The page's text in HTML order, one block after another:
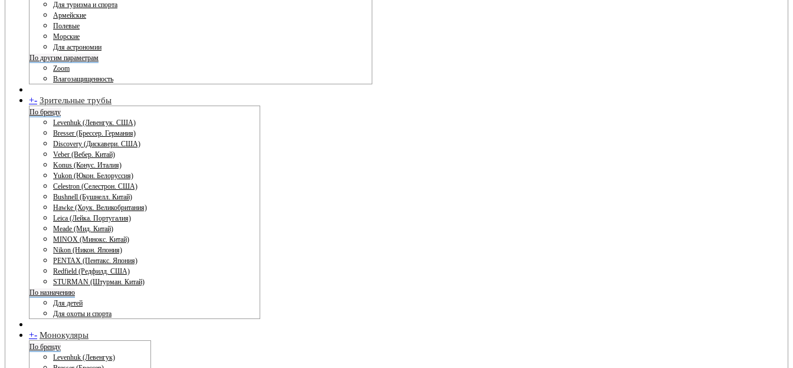
Для туризма и спорта
Армейские
Полевые
Морские
Для астрономии
По другим параметрам
Zoom
Влагозащищенность
+- Зрительные трубы
По бренду
Levenhuk (Левенгук. США)
Bresser (Брессер. Германия)
Discovery (Дискавери. США)
Veber (Вебер. Китай)
Konus (Конус. Италия)
Yukon (Юкон. Белоруссия)
Celestron (Селестрон. США)
Bushnell (Бушнелл. Китай)
Hawke (Хоук. Великобритания)
Leica (Лейка. Португалия)
Meade (Мид. Китай)
MINOX (Минокс. Китай)
Nikon (Никон. Япония)
PENTAX (Пентакс. Япония)
Redfield (Редфилд. США)
STURMAN (Штурман. Китай)
По назначению
Для детей
Для охоты и спорта
+- Монокуляры
По бренду
Levenhuk (Левенгук)